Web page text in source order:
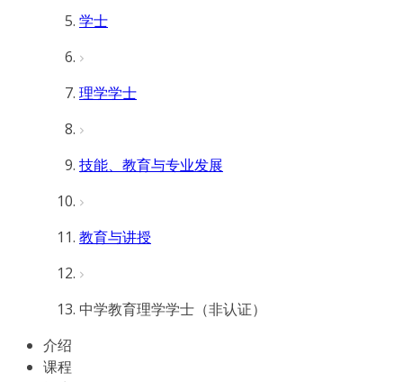
学士
理学学士
技能、教育与专业发展
教育与讲授
中学教育理学学士（非认证）
介绍
课程